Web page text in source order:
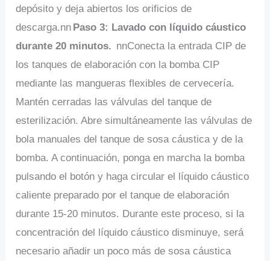
depósito y deja abiertos los orificios de
descarga.nn Paso 3: Lavado con líquido cáustico
durante 20 minutos. nnConecta la entrada CIP de
los tanques de elaboración con la bomba CIP
mediante las mangueras flexibles de cervecería.
Mantén cerradas las válvulas del tanque de
esterilización. Abre simultáneamente las válvulas de
bola manuales del tanque de sosa cáustica y de la
bomba. A continuación, ponga en marcha la bomba
pulsando el botón y haga circular el líquido cáustico
caliente preparado por el tanque de elaboración
durante 15-20 minutos. Durante este proceso, si la
concentración del líquido cáustico disminuye, será
necesario añadir un poco más de sosa cáustica